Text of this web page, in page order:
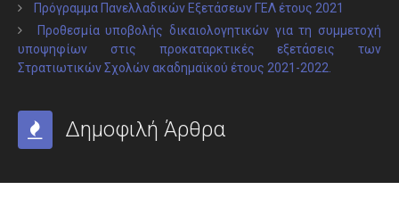
Πρόγραμμα Πανελλαδικών Εξετάσεων ΓΕΛ έτους 2021
Προθεσμία υποβολής δικαιολογητικών για τη συμμετοχή
υποψηφίων στις προκαταρκτικές εξετάσεις των
Στρατιωτικών Σχολών ακαδημαϊκού έτους 2021-2022.
Δημοφιλή Άρθρα